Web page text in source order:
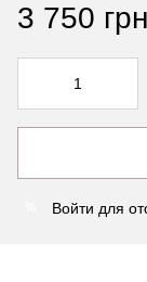
3 750 грн
Войти для